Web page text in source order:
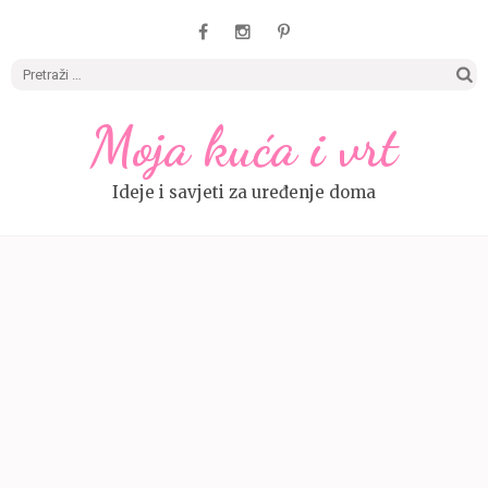
Moja kuća i vrt
Ideje i savjeti za uređenje doma